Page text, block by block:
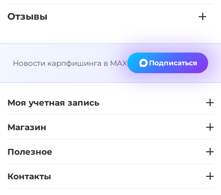
Отзывы
Новости карпфишинга в MAX Подписаться
Моя учетная запись
Магазин
Полезное
Контакты